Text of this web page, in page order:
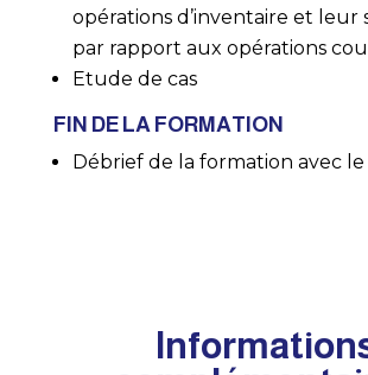
opérations d’inventaire et leur
par rapport aux opérations
Etude de cas
FIN DE LA FORMATION
Débrief de la formation avec